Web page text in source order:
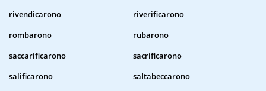
rivendicarono
riverificarono
rombarono
rubarono
saccarificarono
sacrificarono
salificarono
saltabeccarono